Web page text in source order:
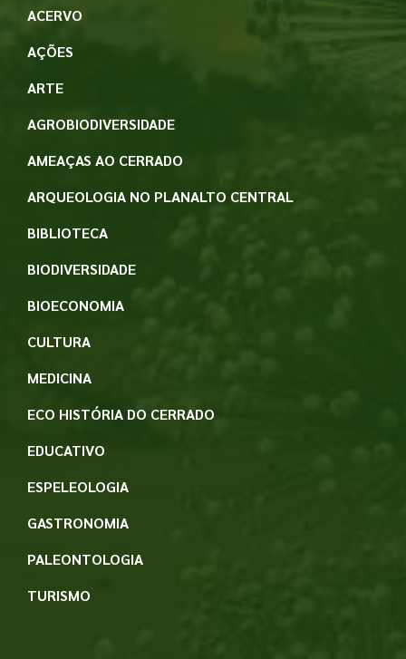
ACERVO
AÇÕES
ARTE
AGROBIODIVERSIDADE
AMEAÇAS AO CERRADO
ARQUEOLOGIA NO PLANALTO CENTRAL
BIBLIOTECA
BIODIVERSIDADE
BIOECONOMIA
CULTURA
MEDICINA
ECO HISTÓRIA DO CERRADO
EDUCATIVO
ESPELEOLOGIA
GASTRONOMIA
PALEONTOLOGIA
TURISMO